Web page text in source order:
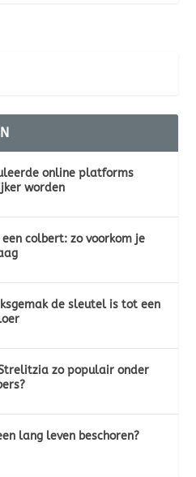
online platforms
worden
colbert: zo voorkom je
de sleutel is tot een
zo populair onder
lang leven beschoren?